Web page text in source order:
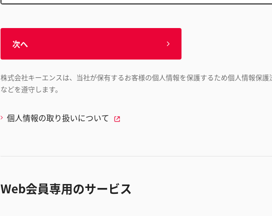
次へ
株式会社キーエンスは、当社が保有するお客様の個人情報を保護するため個人情報保
などを遵守します。
個人情報の取り扱いについて
Web会員専用のサービス